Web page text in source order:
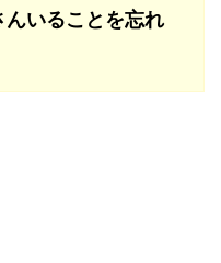
いることを忘れ